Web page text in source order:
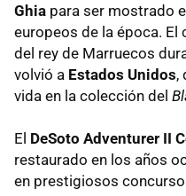
Ghia para ser mostrado
europeos de la época.
del rey de Marruecos
volvió a Estados Unidos,
vida en la colección del
El DeSoto Adventurer II
restaurado en los años
en prestigiosos